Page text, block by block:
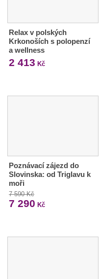
Relax v polských
Krkonoších s polopenzí
a wellness
2 413 Kč
Poznávací zájezd do
Slovinska: od Triglavu k
moři
7 590 Kč
7 290 Kč